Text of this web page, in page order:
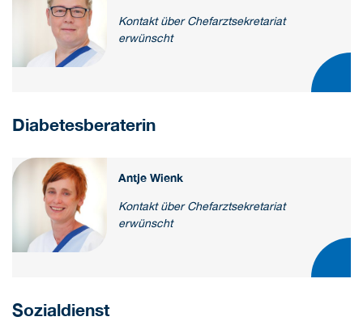
Kontakt über Chefarztsekretariat
erwünscht
Diabetesberaterin
Antje Wienk
Kontakt über Chefarztsekretariat
erwünscht
Sozialdienst